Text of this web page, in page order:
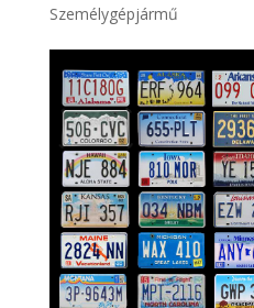
Személygépjármű